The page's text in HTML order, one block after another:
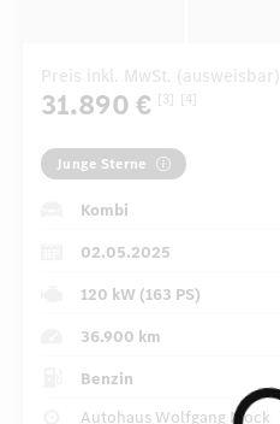
Preis inkl. MwSt. (ausweisbar)
31.890 € [3] [4]
Junge Sterne
Kombi
02.05.2025
120 kW (163 PS)
36.900 km
Benzin
Autohaus Wolfgang Mock